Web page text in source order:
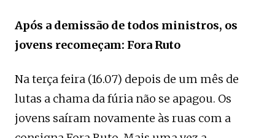
Após a demissão de todos ministros, os
jovens recomeçam: Fora Ruto
Na terça feira (16.07) depois de um mês de
lutas a chama da fúria não se apagou. Os
jovens saíram novamente às ruas com a